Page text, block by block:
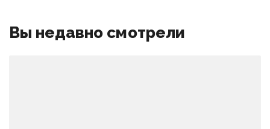
Вы недавно смотрели